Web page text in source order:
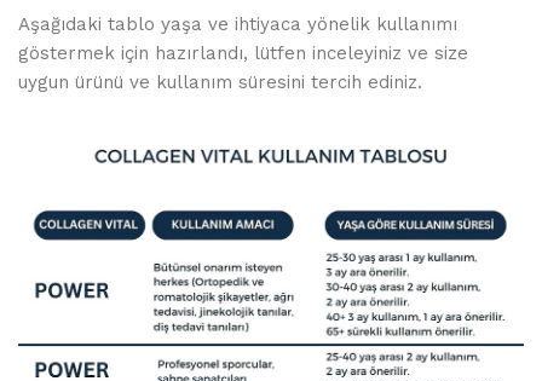
Aşağıdaki tablo yaşa ve ihtiyaca yönelik kullanımı
göstermek için hazırlandı, lütfen inceleyiniz ve size
uygun ürünü ve kullanım süresini tercih ediniz.